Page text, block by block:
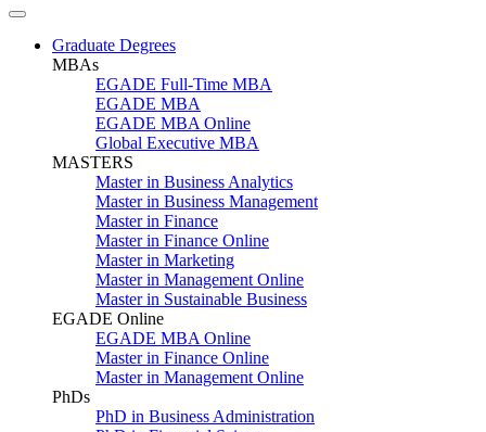
Graduate Degrees
MBAs
EGADE Full-Time MBA
EGADE MBA
EGADE MBA Online
Global Executive MBA
MASTERS
Master in Business Analytics
Master in Business Management
Master in Finance
Master in Finance Online
Master in Marketing
Master in Management Online
Master in Sustainable Business
EGADE Online
EGADE MBA Online
Master in Finance Online
Master in Management Online
PhDs
PhD in Business Administration